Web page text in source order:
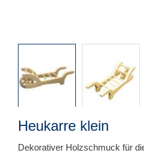
Heukarre klein
Dekorativer Holzschmuck für